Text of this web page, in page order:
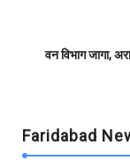
वन विभाग जागा,
Faridabad